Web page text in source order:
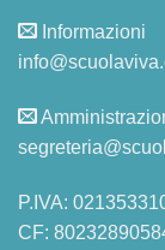
Informazioni
P.IVA:
CF: